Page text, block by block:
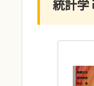
統計学